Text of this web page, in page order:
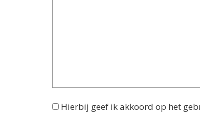
Hierbij geef ik akkoord op het